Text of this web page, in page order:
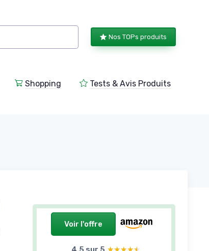
Nos TOPs produits
Shopping Tests & Avis Produits
Voir l'offre